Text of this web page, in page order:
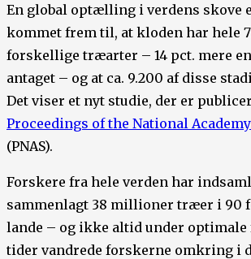
En global optælling i verdens skove
kommet frem til, at kloden har hele
forskellige træarter – 14 pct. mere
antaget – og at ca. 9.200 af disse
Det viser et nyt studie, der er
Proceedings of the National
(PNAS).
Forskere fra hele verden har
sammenlagt 38 millioner træer i 90
lande – og ikke altid under
tider vandrede forskerne omkring i